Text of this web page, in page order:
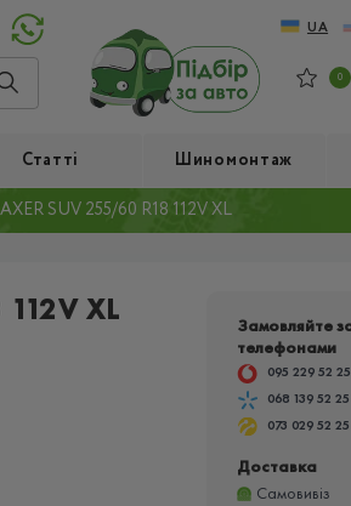
UA
0
Статті Шиномонтаж
SUV 255/60 R18 112V XL
XL
Замовляйте
телефонами
095 229 52 25
068 139 52 25
073 029 52 25
Доставка
Самовивіз